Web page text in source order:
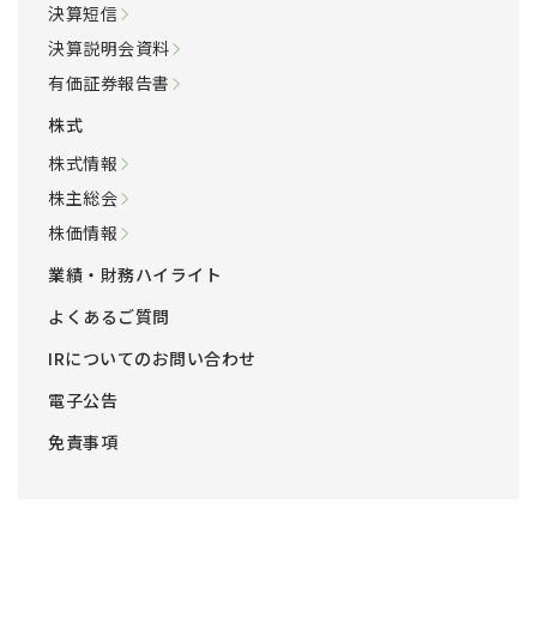
決算短信
決算説明会資料
有価証券報告書
株式
株式情報
株主総会
株価情報
業績・財務ハイライト
よくあるご質問
IRについてのお問い合わせ
電子公告
免責事項